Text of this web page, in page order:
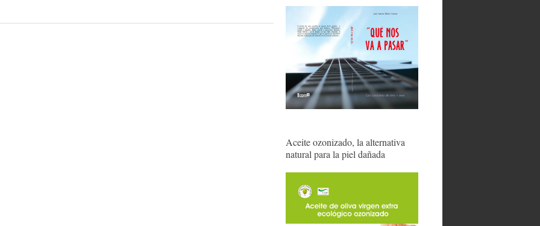
Aceite ozonizado, la alternativa
natural para la piel dañada